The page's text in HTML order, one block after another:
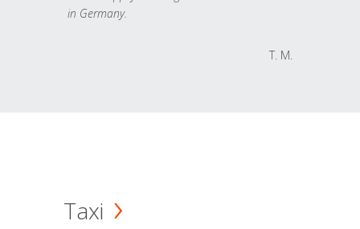
in Germany.
T. M.
Taxi